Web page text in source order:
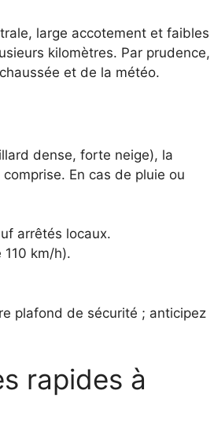
large accotement et faibles
kilomètres. Par prudence,
et de la météo.
dense, forte neige), la
En cas de pluie ou
arrêtés locaux.
110 km/h).
plafond de sécurité ; anticipez
rapides à